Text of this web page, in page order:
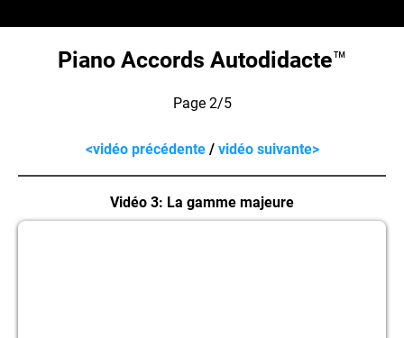
Piano Accords Autodidacte™
Page 2/5
<vidéo précédente/ vidéo suivante>
Vidéo 3: La gamme majeure